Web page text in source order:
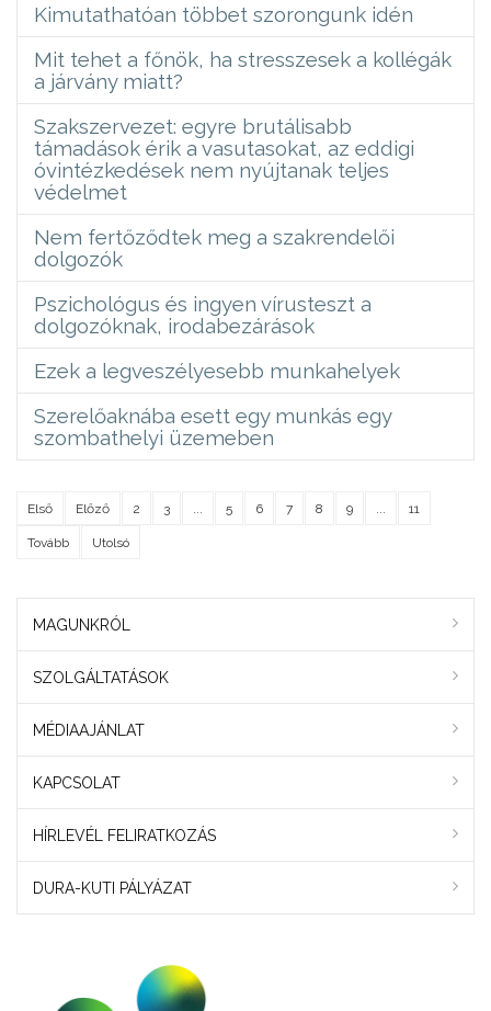
Kimutathatóan többet szorongunk idén
Mit tehet a főnök, ha stresszesek a kollégák
a járvány miatt?
Szakszervezet: egyre brutálisabb
támadások érik a vasutasokat, az eddigi
óvintézkedések nem nyújtanak teljes
védelmet
Nem fertőződtek meg a szakrendelői
dolgozók
Pszichológus és ingyen vírusteszt a
dolgozóknak, irodabezárások
Ezek a legveszélyesebb munkahelyek
Szerelőaknába esett egy munkás egy
szombathelyi üzemeben
Első Előző 2 3 5 6 7 8 9 11
Tovább Utolsó
MAGUNKRÓL
SZOLGÁLTATÁSOK
MÉDIAAJÁNLAT
KAPCSOLAT
HÍRLEVÉL FELIRATKOZÁS
DURA-KUTI PÁLYÁZAT